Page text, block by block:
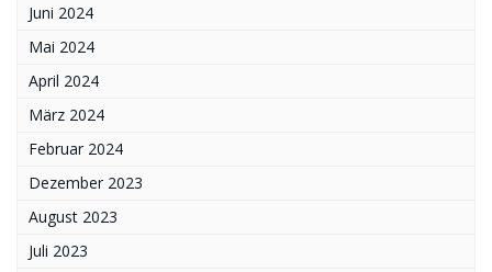
Juni 2024
Mai 2024
April 2024
März 2024
Februar 2024
Dezember 2023
August 2023
Juli 2023